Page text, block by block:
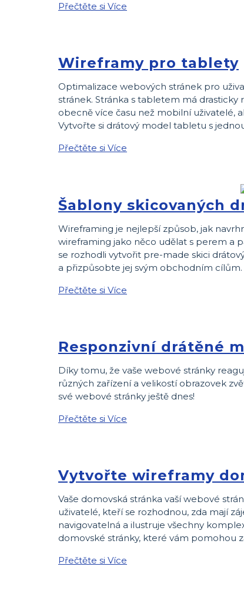
Přečtěte si Více
Wireframy pro tablety
Optimalizace webových stránek pro
stránek. Stránka s tabletem má
obecně více času než mobilní uživatelé,
Vytvořte si drátový model tabletu s
Přečtěte si Více
Šablony skicovaných
Wireframing je nejlepší způsob, jak
wireframing jako něco udělat s perem a
se rozhodli vytvořit pre-made skici
a přizpůsobte jej svým obchodním cílům.
Přečtěte si Více
Responzivní drátěné
Díky tomu, že vaše webové stránky
různých zařízení a velikostí obrazovek
své webové stránky ještě dnes!
Přečtěte si Více
Vytvořte wireframy
Vaše domovská stránka vaší webové
uživatelé, kteří se rozhodnou, zda mají
navigovatelná a ilustruje všechny
domovské stránky, které vám pomohou
Přečtěte si Více